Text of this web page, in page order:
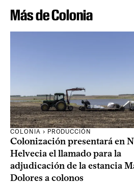
Más de Colonia
COLONIA › PRODUCCIÓN
Colonización presentará en
Helvecia el llamado para la
adjudicación de la estancia
Dolores a colonos